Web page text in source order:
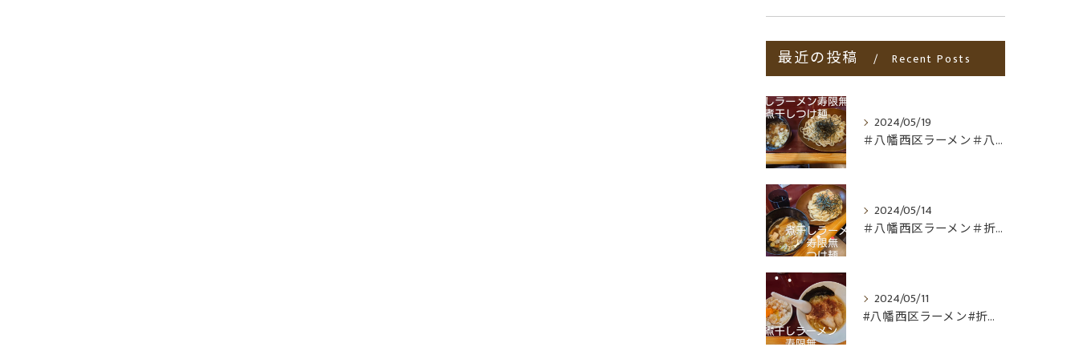
最近の投稿 Recent Posts
2024/05/19
＃八幡西区ラーメン＃八幡西区折尾ラーメン
2024/05/14
＃八幡西区ラーメン＃折尾ラーメン＃つけ麺＃非豚骨
2024/05/11
#八幡西区ラーメン#折尾ラーメン#非豚骨#煮干しラーメン寿限...